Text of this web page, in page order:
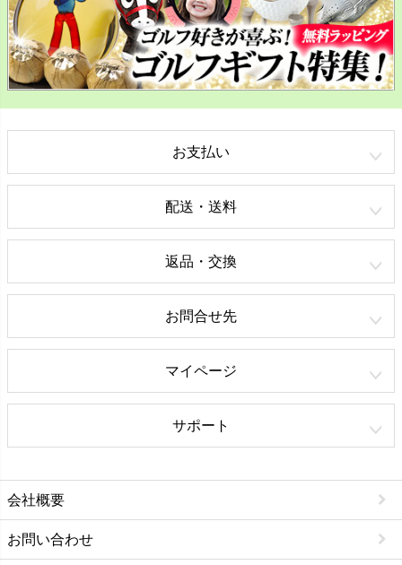
お支払い
配送・送料
返品・交換
お問合せ先
マイページ
サポート
会社概要
お問い合わせ